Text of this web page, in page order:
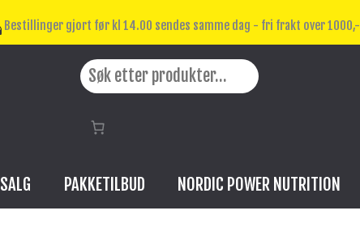
Bestillinger gjort før kl 14.00 sendes samme dag - fri frakt over 1000,-
SALG PAKKETILBUD NORDIC POWER NUTRITION